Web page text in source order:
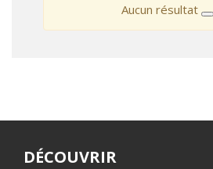
Aucun résultat
DÉCOUVRIR